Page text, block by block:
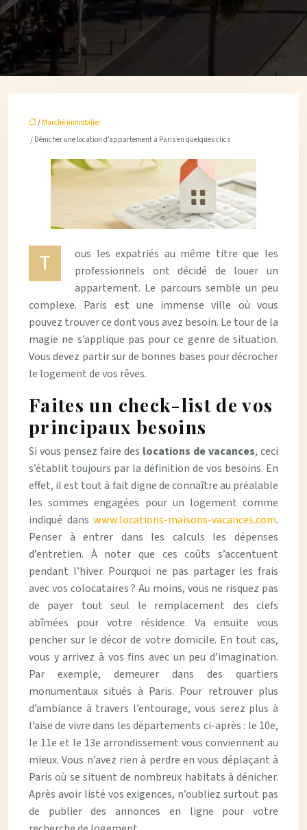
/ Marché immobilier
/ Dénicher une location d’appartement à Paris en quelques clics
T
ous les expatriés au même titre que les
professionnels ont décidé de louer un
appartement. Le parcours semble un peu
complexe. Paris est une immense ville où vous
pouvez trouver ce dont vous avez besoin. Le tour de la
magie ne s’applique pas pour ce genre de situation.
Vous devez partir sur de bonnes bases pour décrocher
le logement de vos rêves.
Faites un check-list de vos
principaux besoins
Si vous pensez faire des locations de vacances, ceci
s’établit toujours par la définition de vos besoins. En
effet, il est tout à fait digne de connaître au préalable
les sommes engagées pour un logement comme
indiqué dans www.locations-maisons-vacances.com.
Penser à entrer dans les calculs les dépenses
d’entretien. À noter que ces coûts s’accentuent
pendant l’hiver. Pourquoi ne pas partager les frais
avec vos colocataires ? Au moins, vous ne risquez pas
de payer tout seul le remplacement des clefs
abîmées pour votre résidence. Va ensuite vous
pencher sur le décor de votre domicile. En tout cas,
vous y arrivez à vos fins avec un peu d’imagination.
Par exemple, demeurer dans des quartiers
monumentaux situés à Paris. Pour retrouver plus
d’ambiance à travers l’entourage, vous serez plus à
l’aise de vivre dans les départements ci-après : le 10e,
le 11e et le 13e arrondissement vous conviennent au
mieux. Vous n’avez rien à perdre en vous déplaçant à
Paris où se situent de nombreux habitats à dénicher.
Après avoir listé vos exigences, n’oubliez surtout pas
de publier des annonces en ligne pour votre